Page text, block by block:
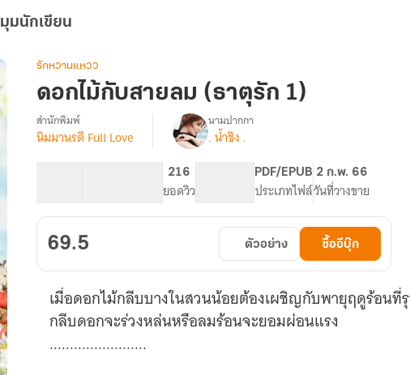
มุมนักเขียน
รักหวานแหวว
ดอกไม้กับสายลม (ธาตุรัก 1)
เรื่อง
4
เรื่อง
สำนักพิมพ์
นิมมานรดี Full Love
นามปากกา
. น้ำขิง .
216
ยอดวิว
PDF/EPUB
ประเภทไฟล์
2 ก.พ. 66
วันที่วางขาย
69.5 ตัวอย่าง ซื้ออีบุ๊ก
เมื่อดอกไม้กลีบบางในสวนน้อยต้องเผชิญกับพายุฤดูร้อนที่
กลีบดอกจะร่วงหล่นหรือลมร้อนจะยอมผ่อนแรง
........................